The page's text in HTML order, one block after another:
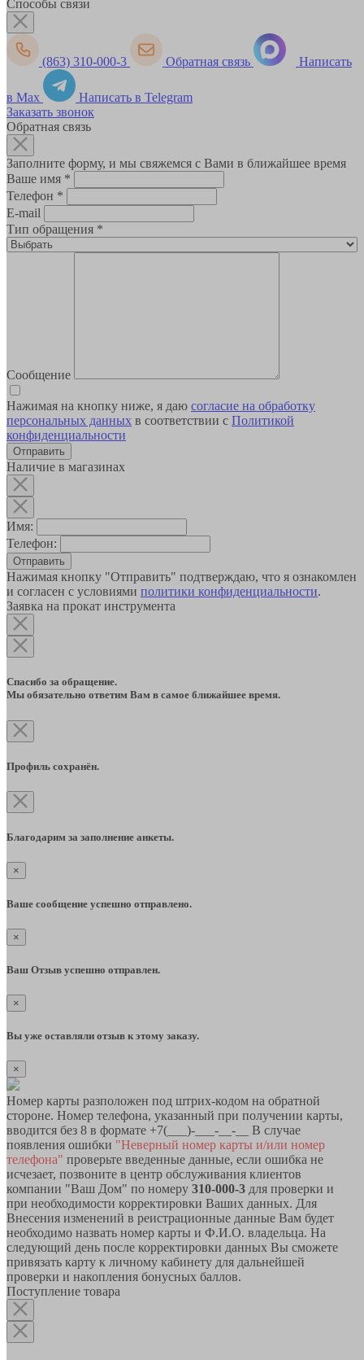
Способы связи
(863) 310-000-3 Обратная связь Написать
в Max
Написать в Telegram
Заказать звонок
Обратная связь
Заполните форму, и мы свяжемся с Вами в ближайшее время
Ваше имя *
Телефон *
E-mail
Тип обращения *
Сообщение
Нажимая на кнопку ниже, я даю согласие на обработку
персональных данных в соответствии с Политикой
конфиденциальности
Наличие в магазинах
Имя:
Телефон:
Отправить
Нажимая кнопку "Отправить" подтверждаю, что я ознакомлен
и согласен с условиями политики конфиденциальности.
Заявка на прокат инструмента
Спасибо за обращение.
Мы обязательно ответим Вам в самое ближайшее время.
Профиль сохранён.
Благодарим за заполнение анкеты.
×
Ваше сообщение успешно отправлено.
×
Ваш Отзыв успешно отправлен.
×
Вы уже оставляли отзыв к этому заказу.
×
Номер карты разположен под штрих-кодом на обратной
стороне. Номер телефона, указанный при получении карты,
вводится без 8 в формате +7(___)-___-__-__ В случае
появления ошибки "Неверный номер карты и/или номер
телефона" проверьте введенные данные, если ошибка не
исчезает, позвоните в центр обслуживания клиентов
компании "Ваш Дом" по номеру 310-000-3 для проверки и
при необходимости корректировки Ваших данных. Для
Внесения изменений в реистрационные данные Вам будет
необходимо назвать номер карты и Ф.И.О. владельца. На
следующий день после корректировки данных Вы сможете
привязать карту к личному кабинету для дальнейшей
проверки и накопления бонусных баллов.
Поступление товара